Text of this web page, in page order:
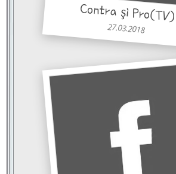
Contra şi Pro(TV)
27.03.2018